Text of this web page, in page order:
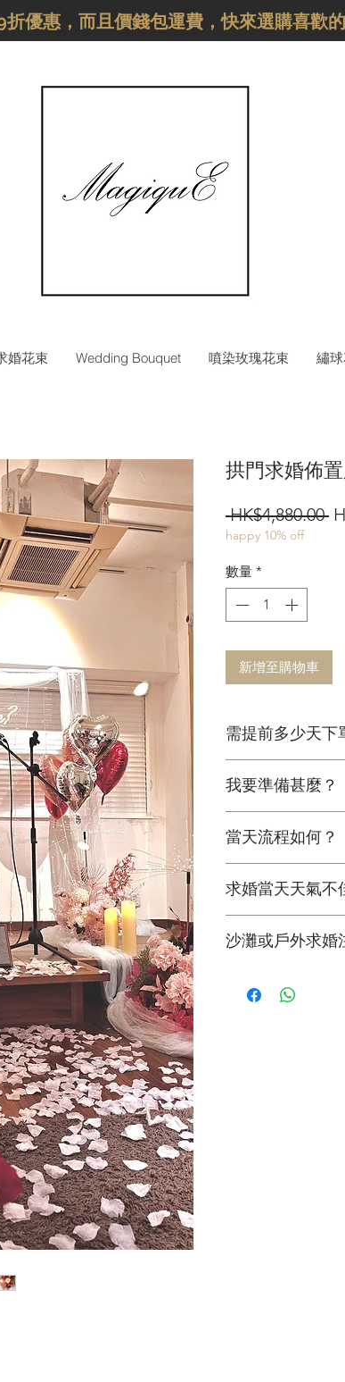
優惠，而且價錢包運費，快來選購喜歡的
婚花束 Wedding Bouquet 噴染玫瑰花束 繡
拱門求婚佈
HK$4,880.00 一
happy 10% off
數量 *
新增至購物車
需提前多少天下
你做最好的預備。
我要準備甚麼？
及預備到賀的親友（
當天流程如何？
馬上開始你的浪漫
時。隨後我們會清
求婚當天天氣不
沙灘或戶外求婚
度。建議客人選擇